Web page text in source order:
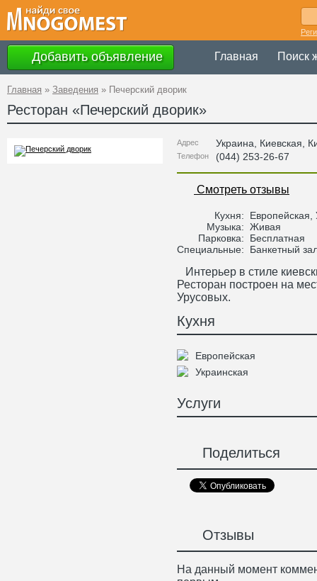
Добавить объявление Главная Поиск
Главная » Заведения » Печерский дворик
Ресторан «Печерский дворик»
Адрес Украина Киевская ,
Телефон (044) 253-26-67
Смотреть отзывы
Кухня:
Европейская,
Музыка: Живая
Парковка:
Бесплатная
Специальные:
Банкетный
Интерьер в стиле
Ресторан построен на
Урусовых.
Кухня
Европейская
Украинская
Услуги
Поделиться
Отзывы
На данный момент